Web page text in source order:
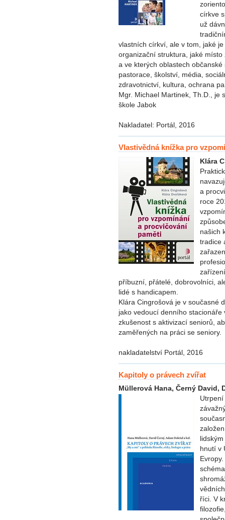
církve
už
vlastních církví, ale v tom, jaké
organizační struktura, jaké
a ve kterých oblastech
pastorace, školství, média,
zdravotnictví, kultura, ochrana
Mgr. Michael Martinek, Th.D., je
škole Jabok
Nakladatel: Portál, 2016
Vlastivědná knížka pro
Klára
a
roce
našich
tradice
příbuzní, přátelé, dobrovolníci,
lidé s handicapem.
Klára Cingrošová je v současné
jako vedoucí denního
zkušenost s aktivizací seniorů,
zaměřených na práci se seniory.
nakladatelství Portál, 2016
Kapitoly o právech zvířat
Müllerová Hana, Černý David,
hnutí v
říci. V